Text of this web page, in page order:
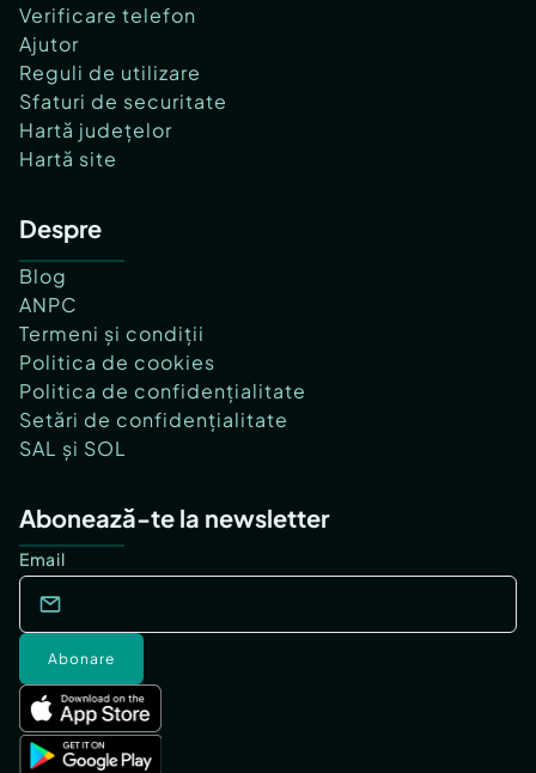
Verificare telefon
Ajutor
Reguli de utilizare
Sfaturi de securitate
Hartă județelor
Hartă site
Despre
Blog
ANPC
Termeni și condiții
Politica de cookies
Politica de confidențialitate
Setări de confidențialitate
SAL și SOL
Abonează-te la newsletter
Email
Abonare